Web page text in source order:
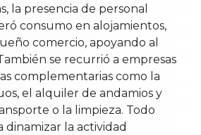
la presencia de personal
consumo en alojamientos,
comercio, apoyando al
se recurrió a empresas
complementarias como la
el alquiler de andamios y
o la limpieza. Todo
la actividad